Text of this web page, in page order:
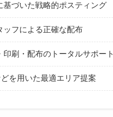
基づいた戦略的ポスティング
ッフによる正確な配布
印刷・配布のトータルサポート
を用いた最適エリア提案